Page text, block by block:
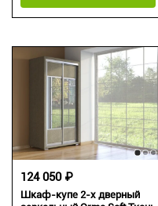
Шкаф-купе 2-х дверный
124 050 ₽